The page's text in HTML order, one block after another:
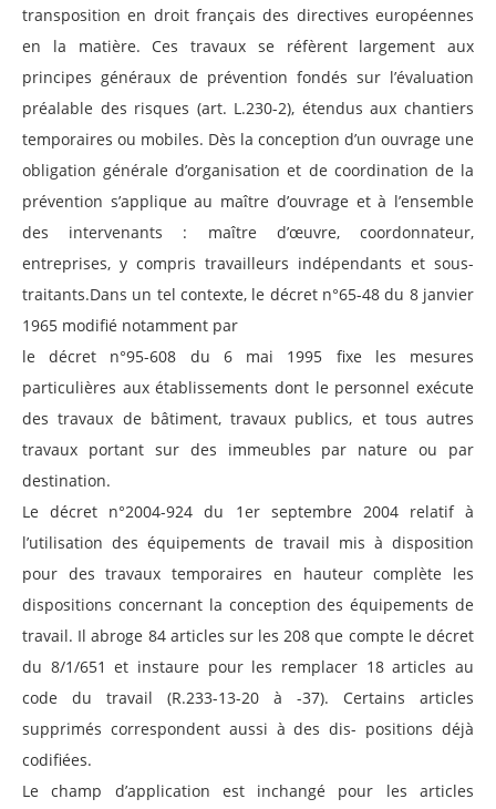
transposition en droit français des directives européennes
en la matière. Ces travaux se réfèrent largement aux
principes généraux de prévention fondés sur l’évaluation
préalable des risques (art. L.230-2), étendus aux chantiers
temporaires ou mobiles. Dès la conception d’un ouvrage une
obligation générale d’organisation et de coordination de la
prévention s’applique au maître d’ouvrage et à l’ensemble
des intervenants : maître d’œuvre, coordonnateur,
entreprises, y compris travailleurs indépendants et sous-
traitants.Dans un tel contexte, le décret n°65-48 du 8 janvier
1965 modifié notamment par
le décret n°95-608 du 6 mai 1995 fixe les mesures
particulières aux établissements dont le personnel exécute
des travaux de bâtiment, travaux publics, et tous autres
travaux portant sur des immeubles par nature ou par
destination.
Le décret n°2004-924 du 1er septembre 2004 relatif à
l’utilisation des équipements de travail mis à disposition
pour des travaux temporaires en hauteur complète les
dispositions concernant la conception des équipements de
travail. Il abroge 84 articles sur les 208 que compte le décret
du 8/1/651 et instaure pour les remplacer 18 articles au
code du travail (R.233-13-20 à -37). Certains articles
supprimés correspondent aussi à des dis- positions déjà
codifiées.
Le champ d’application est inchangé pour les articles